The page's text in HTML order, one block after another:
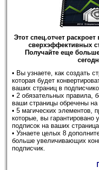
Этот спец.отчет
сверхэффективных
Получайте еще
• Вы узнаете, как создать
которая будет
ваших страниц в
• 2 обязательных правила,
ваши страницы обречены на
• 5 магических элементов,
которые, вы гарантировано
подписок на ваших
• Узнаете целых 8
больше увеличивающих
подписчик.